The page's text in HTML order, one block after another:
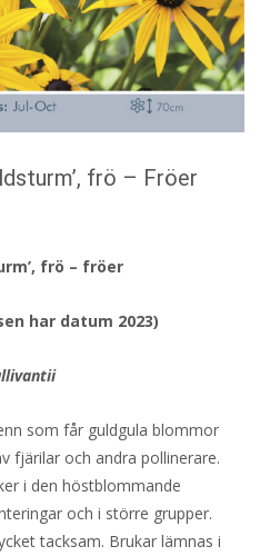
frö – Fröer
frö – fröer
har datum 2023)
som får guldgula blommor
fjärilar och andra pollinerare.
i den höstblommande
och i större grupper.
tacksam. Brukar lämnas i